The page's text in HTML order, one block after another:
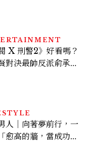
X 刑警2》好看嗎？
對決最帥反派俞承
人｜向著夢前行，一
愈高的牆，當成功爬